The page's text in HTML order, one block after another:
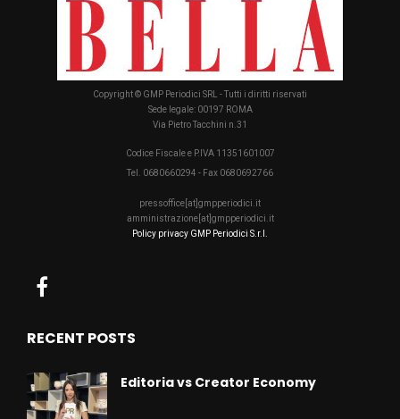
Copyright © GMP Periodici SRL - Tutti i diritti riservati
Sede legale: 00197 ROMA
Via Pietro Tacchini n.31
Codice Fiscale e P.IVA 11351601007
Tel. 0680660294 - Fax 0680692766
pressoffice[at]gmpperiodici.it
amministrazione[at]gmpperiodici.it
Policy privacy GMP Periodici S.r.l.
RECENT POSTS
Editoria vs Creator Economy